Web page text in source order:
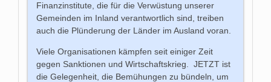
Finanzinstitute, die für die Verwüstung unserer
Gemeinden im Inland verantwortlich sind, treiben
auch die Plünderung der Länder im Ausland voran.
Viele Organisationen kämpfen seit einiger Zeit
gegen Sanktionen und Wirtschaftskrieg. JETZT ist
die Gelegenheit, die Bemühungen zu bündeln, um